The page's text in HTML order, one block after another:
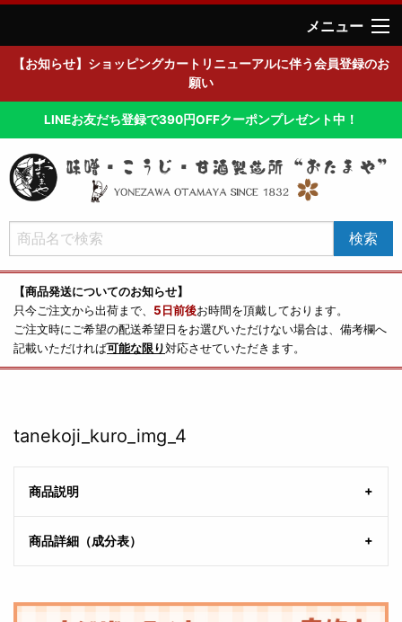
メニュー
【お知らせ】ショッピングカートリニューアルに伴う会員登録のお
願い
LINEお友だち登録で390円OFFクーポンプレゼント中！
【商品発送についてのお知らせ】
只今ご注文から出荷まで、 5日前後お時間を頂戴しております。
ご注文時にご希望の配送希望日をお選びいただけない場合は、備考欄へ
記載いただければ可能な限り対応させていただきます。
tanekoji_kuro_img_4
商品説明
商品詳細（成分表）